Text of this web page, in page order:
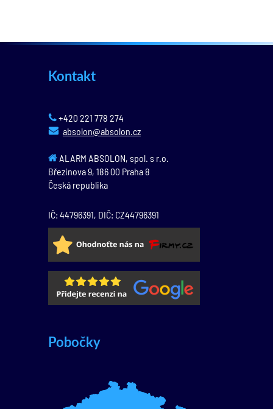
Kontakt
+420 221 778 274
absolon@absolon.cz
ALARM ABSOLON, spol. s r.o.
Březinova 9, 186 00 Praha 8
Česká republika
IČ: 44796391, DIČ: CZ44796391
Pobočky